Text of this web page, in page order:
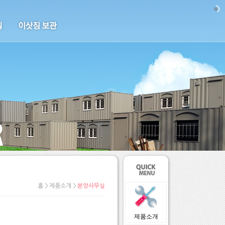
홈 > 제품소개 > 분양사무실
제품소개